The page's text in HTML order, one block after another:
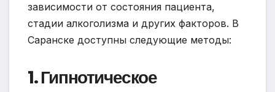
зависимости от состояния пациента,
стадии алкоголизма и других факторов. В
Саранске доступны следующие методы:
1. Гипнотическое